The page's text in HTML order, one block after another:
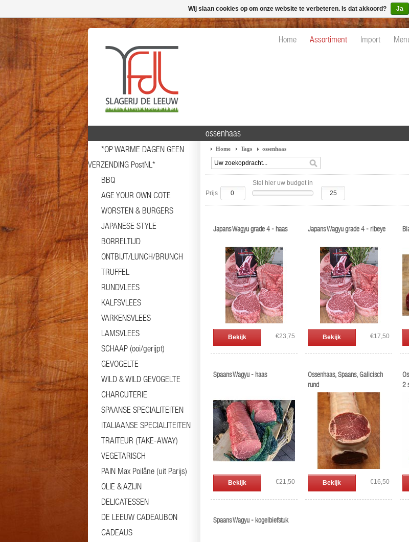
Home Assortiment Import
*OP WARME DAGEN GEEN
VERZENDING PostNL*
BBQ
AGE YOUR OWN COTE
WORSTEN & BURGERS
JAPANESE STYLE
BORRELTIJD
ONTBIJT/LUNCH/BRUNCH
TRUFFEL
RUNDVLEES
KALFSVLEES
VARKENSVLEES
LAMSVLEES
SCHAAP (ooi/gerijpt)
GEVOGELTE
WILD & WILD GEVOGELTE
CHARCUTERIE
SPAANSE SPECIALITEITEN
ITALIAANSE SPECIALITEITEN
TRAITEUR (TAKE-AWAY)
VEGETARISCH
PAIN Max Poilâne (uit Parijs)
OLIE & AZIJN
DELICATESSEN
DE LEEUW CADEAUBON
CADEAUS
ossenhaas
Home Tags ossenhaas
Stel hier uw budget in
Prijs
Japans Wagyu grade 4 - haas
Bekijk €23,75
Japans Wagyu grade 4 - ribeye
Bekijk €17,50
Spaans Wagyu - haas
Bekijk €21,50
Ossenhaas, Spaans, Galicisch
rund
Bekijk €16,50
2
Spaans Wagyu - kogelbiefstuk
Wij slaan cookies op om onze website te verbeteren. Is dat akkoord? Ja